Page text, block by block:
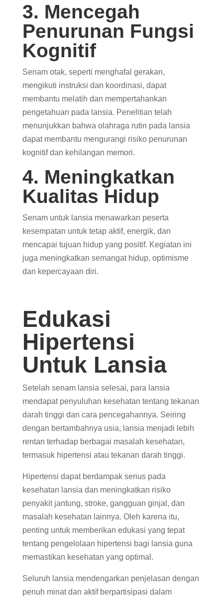
3. Mencegah
Penurunan Fungsi
Kognitif
Senam otak, seperti menghafal gerakan,
mengikuti instruksi dan koordinasi, dapat
membantu melatih dan mempertahankan
pengetahuan pada lansia. Penelitian telah
menunjukkan bahwa olahraga rutin pada lansia
dapat membantu mengurangi risiko penurunan
kognitif dan kehilangan memori.
4. Meningkatkan
Kualitas Hidup
Senam untuk lansia menawarkan peserta
kesempatan untuk tetap aktif, energik, dan
mencapai tujuan hidup yang positif. Kegiatan ini
juga meningkatkan semangat hidup, optimisme
dan kepercayaan diri.
Edukasi
Hipertensi
Untuk Lansia
Setelah senam lansia selesai, para lansia
mendapat penyuluhan kesehatan tentang tekanan
darah tinggi dan cara pencegahannya. Seiring
dengan bertambahnya usia, lansia menjadi lebih
rentan terhadap berbagai masalah kesehatan,
termasuk hipertensi atau tekanan darah tinggi.
Hipertensi dapat berdampak serius pada
kesehatan lansia dan meningkatkan risiko
penyakit jantung, stroke, gangguan ginjal, dan
masalah kesehatan lainnya. Oleh karena itu,
penting untuk memberikan edukasi yang tepat
tentang pengelolaan hipertensi bagi lansia guna
memastikan kesehatan yang optimal.
Seluruh lansia mendengarkan penjelasan dengan
penuh minat dan aktif berpartisipasi dalam